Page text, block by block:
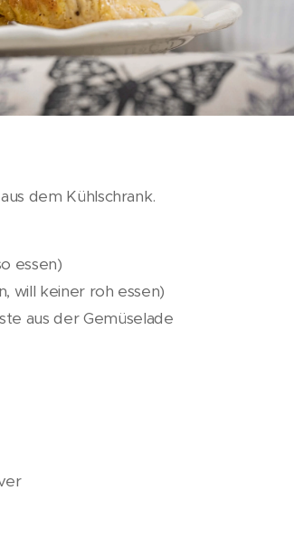
dem Kühlschrank.
essen)
will keiner roh essen)
aus der Gemüselade